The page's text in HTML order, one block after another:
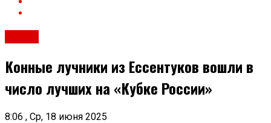
Конные лучники из Ессентуков вошли в
число лучших на «Кубке России»
8:06 , Ср, 18 июня 2025